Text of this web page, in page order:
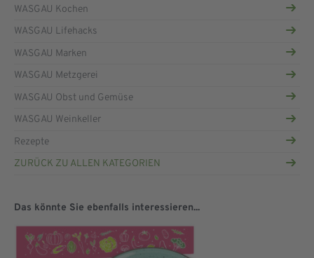
WASGAU Kochen
WASGAU Lifehacks
WASGAU Marken
WASGAU Metzgerei
WASGAU Obst und Gemüse
WASGAU Weinkeller
Rezepte
ZURÜCK ZU ALLEN KATEGORIEN
Das könnte Sie ebenfalls interessieren...